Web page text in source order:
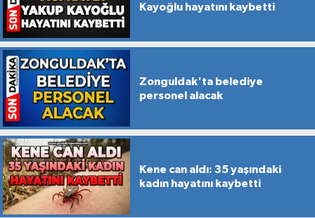
Kayoğlu hayatını kaybetti
Zonguldak'ta belediye
personel alacak
Kene can aldı: 35 yaşındaki
kadın hayatını kaybetti